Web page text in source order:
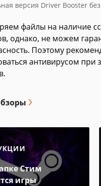
версия Driver Booster
файлы на наличие
однако, не можем
Поэтому
антивирусом при
Стим
игры